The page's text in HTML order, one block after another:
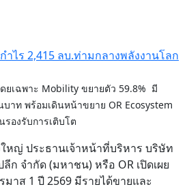
ยเฉพาะ Mobility ขยายตัว 59.8% มี
าท พร้อมเดินหน้าขยาย OR Ecosystem
องรับการเติบโต
หญ่ ประธานเจ้าหน้าที่บริหาร บริษัท
ก จำกัด (มหาชน) หรือ OR เปิดเผย
มาส 1 ปี 2569 มีรายได้ขายและ